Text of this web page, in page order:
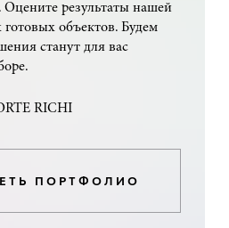
результаты нашей
объектов. Будем
станут для вас
RICHI
ПОРТФОЛИО